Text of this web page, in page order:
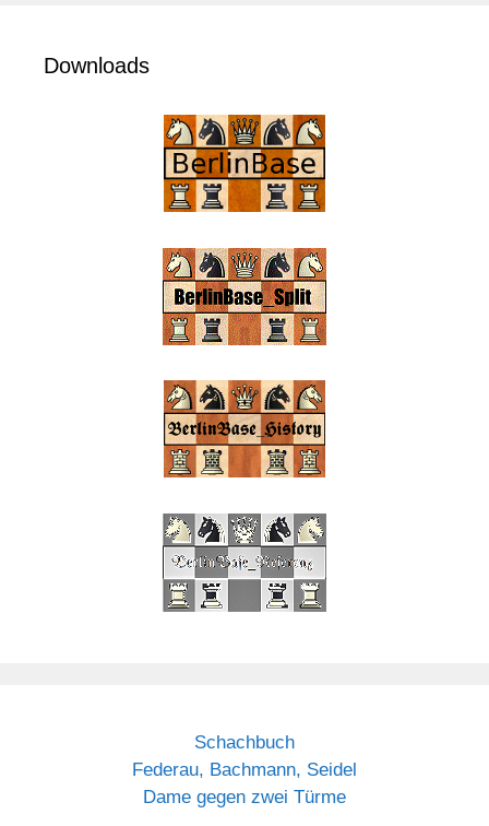
Downloads
Schachbuch
Federau, Bachmann, Seidel
Dame gegen zwei Türme